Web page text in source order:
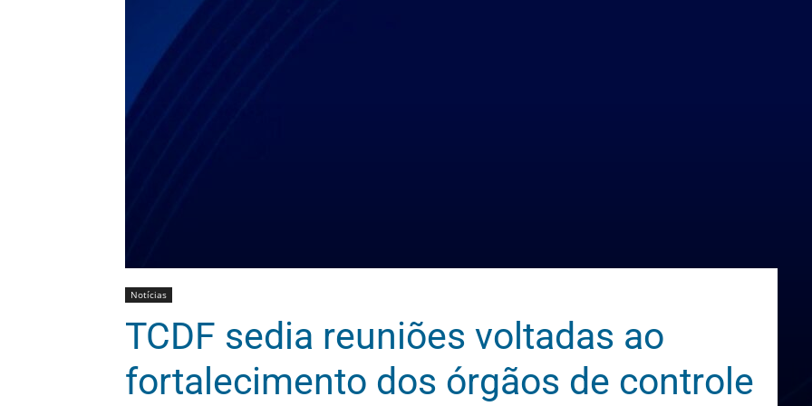
Notícias
TCDF sedia reuniões voltadas ao
fortalecimento dos órgãos de controle